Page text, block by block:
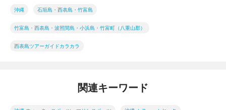
沖縄 石垣島・西表島・竹富島
竹富島・西表島・波照間島・小浜島・竹富町（八重山郡）
西表島ツアーガイドカラカラ
関連キーワード